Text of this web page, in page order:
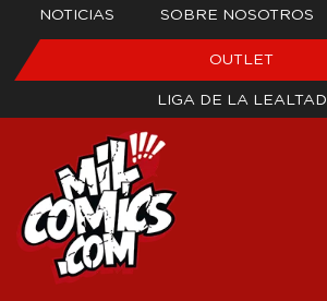
NOTICIAS SOBRE NOSOTROS
OUTLET
LIGA DE LA LEALTAD